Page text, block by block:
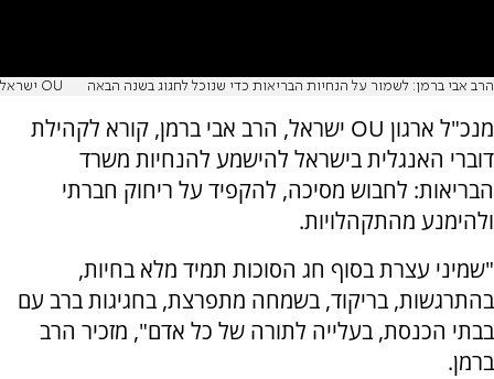
הרב אבי ברמן: לשמור על הנחיות הבריאות כדי שנוכל לחגוג בשנה הבאה OU ישראל
מנכ"ל ארגון OU ישראל, הרב אבי ברמן, קורא לקהילת
דוברי האנגלית בישראל להישמע להנחיות משרד
הבריאות: לחבוש מסיכה, להקפיד על ריחוק חברתי
ולהימנע מהתקהלויות.
"שמיני עצרת בסוף חג הסוכות תמיד מלא בחיות,
בהתרגשות, בריקוד, בשמחה מתפרצת, בחגיגות ברב עם
בבתי הכנסת, בעלייה לתורה של כל אדם", מזכיר הרב
ברמן.